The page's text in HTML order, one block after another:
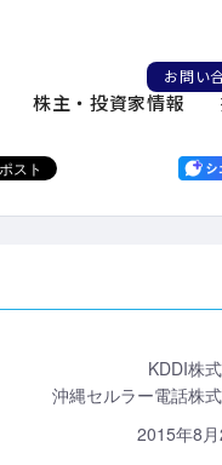
お問い
株主・投資家情報
ニュースリリ
KDDI株
沖縄セルラー電話株
2015年8